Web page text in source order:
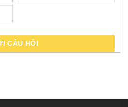
CÂU HỎI